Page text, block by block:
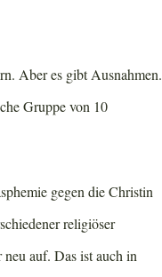
Aber es gibt Ausnahmen.
Gruppe von 10
gegen die Christin
religiöser
auf. Das ist auch in